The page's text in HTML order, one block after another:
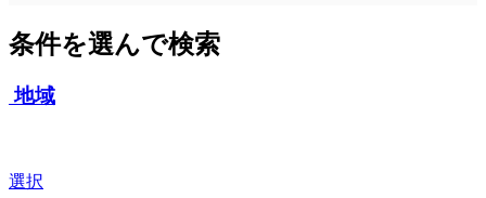
条件を選んで検索
地域
選択